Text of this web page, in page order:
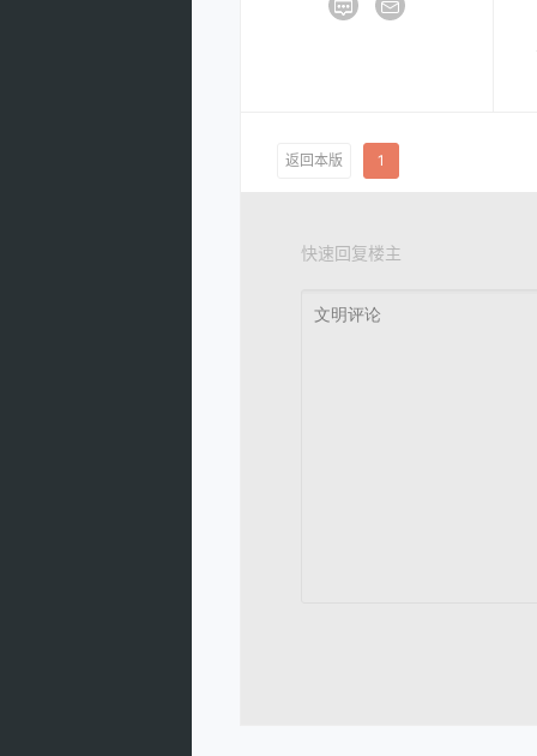
返回本版 1
快速回复楼主